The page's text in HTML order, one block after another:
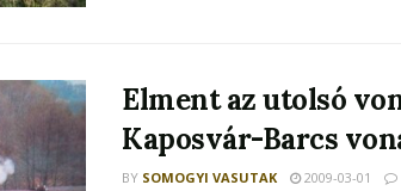
Elment az utolsó
Kaposvár-Barcs
BY SOMOGYI VASUTAK 2009-03-01